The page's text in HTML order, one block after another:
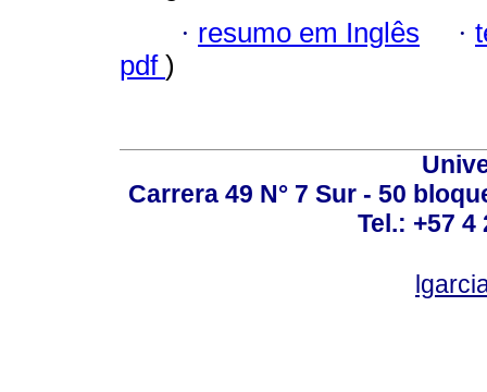
· resumo em Inglês ·
pdf )
Carrera 49 N° 7 Sur - 50
Tel.: +57 4